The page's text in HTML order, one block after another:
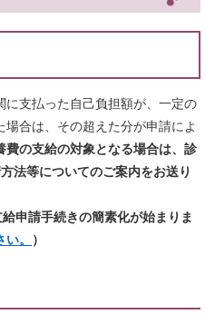
に支払った自己負担額が、一定の
合は、その超えた分が申請によ
費の支給の対象となる場合は、診
法等についてのご案内をお送り
申請手続きの簡素化が始まりま
。 ）